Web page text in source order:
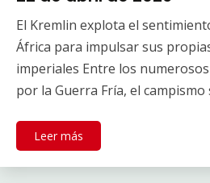
El Kremlin explota el
África para impulsar sus
imperiales Entre los
por la Guerra Fría, el campismo
Leer más